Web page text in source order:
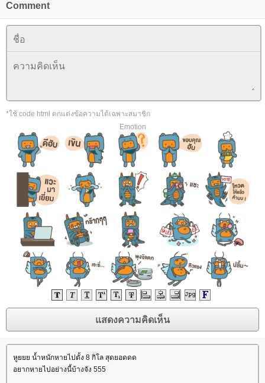
Comment
*ใช้ code html ตกแต่งข้อความได้เฉพาะสมาชิก
Emotion
หูยยย น้ำหนักหายไปตั้ง 8 กิโล สุดยอดดด
อยากหายไปอย่างนี้บ้างจัง 555